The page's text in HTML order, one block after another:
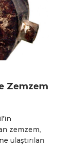
Zemzem
zemzem,
ulaştırılan